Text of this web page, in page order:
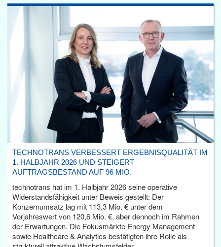
TECHNOTRANS VERBESSERT ERGEBNISQUALITÄT IM
1. HALBJAHR 2026 UND STEIGERT
AUFTRAGSBESTAND AUF 96 MIO.
technotrans hat im 1. Halbjahr 2026 seine operative
Widerstandsfähigkeit unter Beweis gestellt: Der
Konzernumsatz lag mit 113,3 Mio. € unter dem
Vorjahreswert von 120,6 Mio. €, aber dennoch im Rahmen
der Erwartungen. Die Fokusmärkte Energy Management
sowie Healthcare & Analytics bestätigten ihre Rolle als